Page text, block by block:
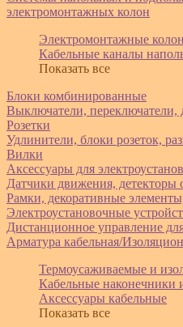
электромонтажных колон
Электромонтажные
Кабельные каналы
Показать все
Блоки комбинированные
Выключатели,
Розетки
Удлинители, блоки розеток,
Вилки
Аксессуары для
Датчики движения, детекторы
Рамки, декоративные
Электроустановочные
Дистанционное управление
Арматура кабельная/
Термоусаживаемые и
Кабельные наконечники
Аксессуары кабельные
Показать все